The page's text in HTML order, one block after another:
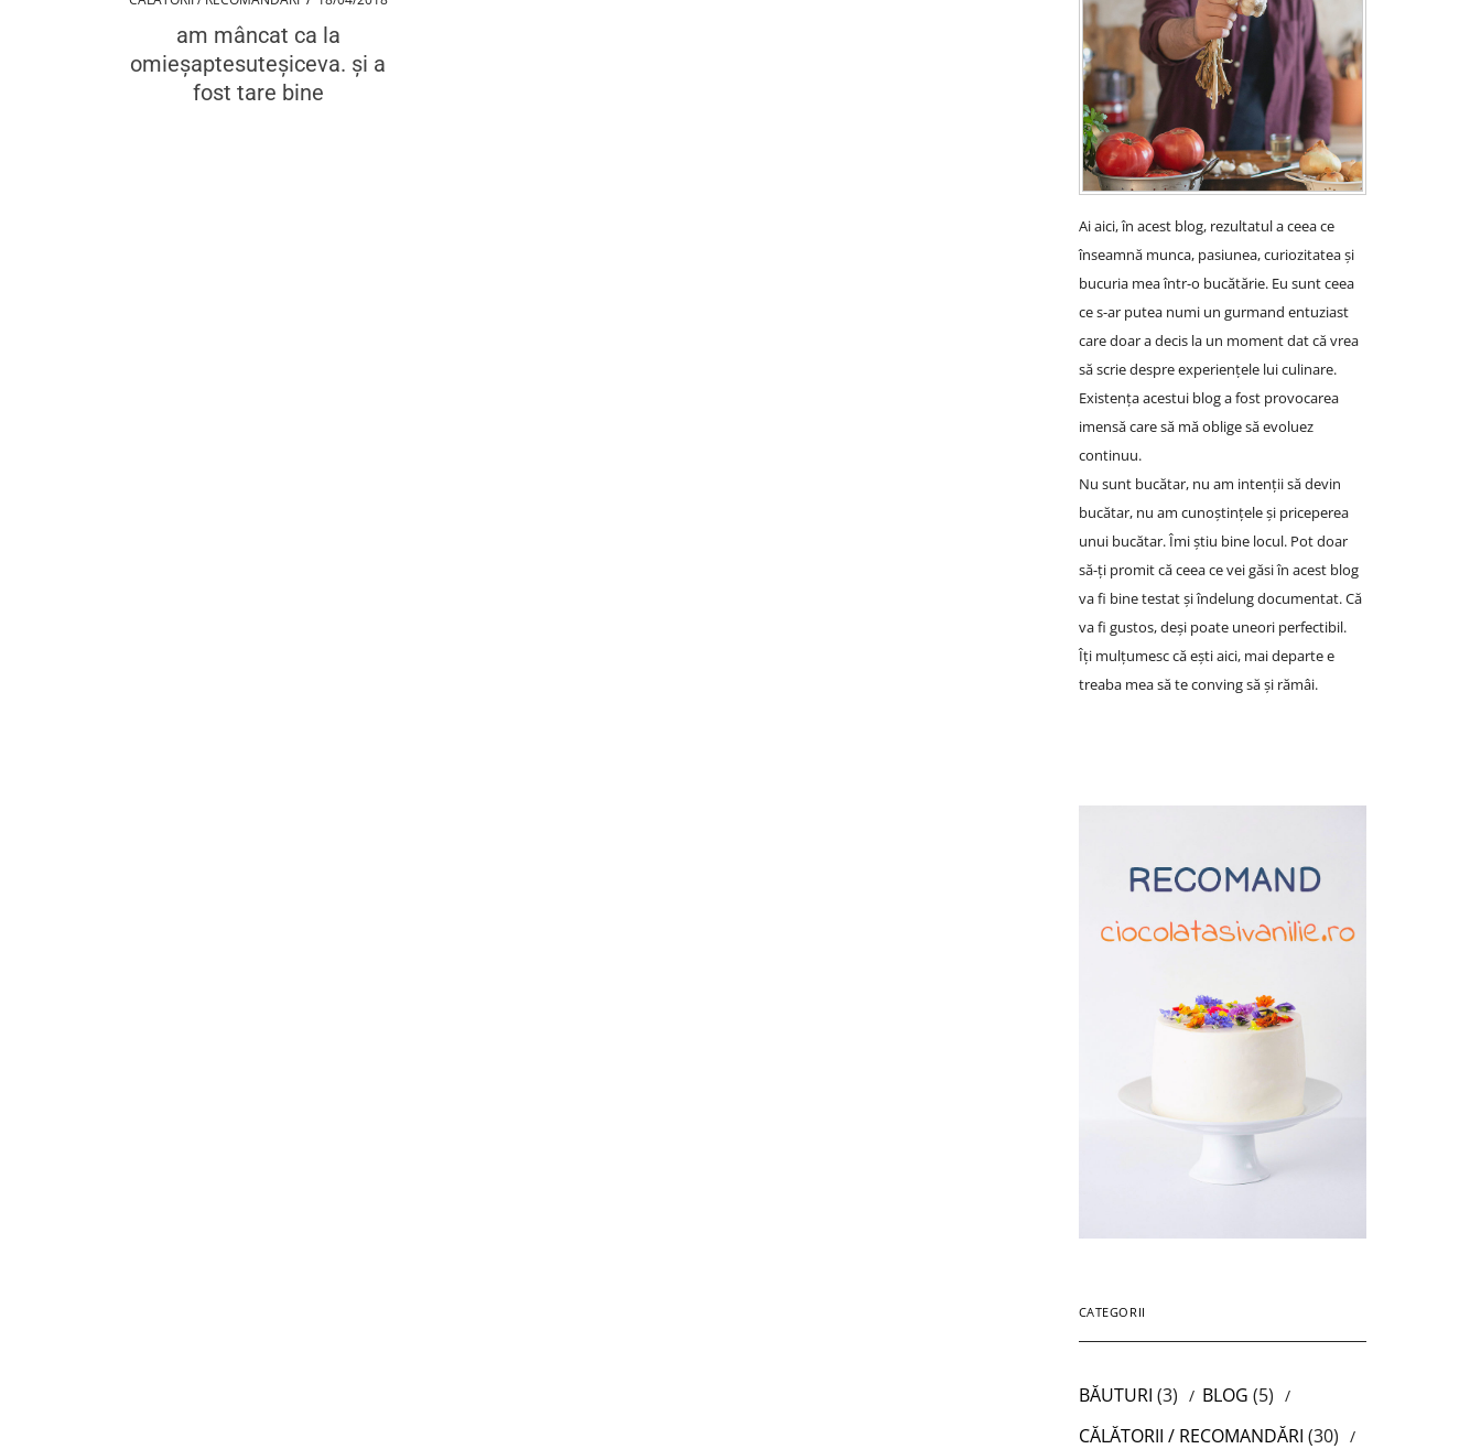
am mâncat ca la
omieşaptesuteșiceva. și a
fost tare bine
Ai aici, în acest blog, rezultatul a ceea ce
înseamnă munca, pasiunea, curiozitatea și
bucuria mea într-o bucătărie. Eu sunt ceea
ce s-ar putea numi un gurmand entuziast
care doar a decis la un moment dat că vrea
să scrie despre experiențele lui culinare.
Existența acestui blog a fost provocarea
imensă care să mă oblige să evoluez
continuu.
Nu sunt bucătar, nu am intenții să devin
bucătar, nu am cunoștințele și priceperea
unui bucătar. Îmi știu bine locul. Pot doar
să-ți promit că ceea ce vei găsi în acest blog
va fi bine testat și îndelung documentat. Că
va fi gustos, deși poate uneori perfectibil.
Îți mulțumesc că ești aici, mai departe e
treaba mea să te conving să și rămâi.
CATEGORII
BĂUTURI (3) BLOG (5)
CĂLĂTORII / RECOMANDĂRI (30)